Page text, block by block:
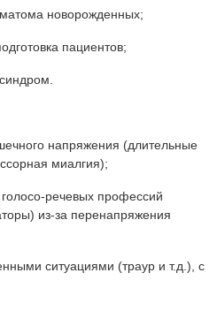
новорожденных;
пациентов;
напряжения (длительные
миалгия);
речевых профессий
из-за перенапряжения
ситуациями (траур и т.д.), с